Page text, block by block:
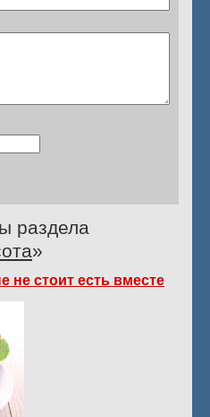
раздела
»
не стоит есть вместе